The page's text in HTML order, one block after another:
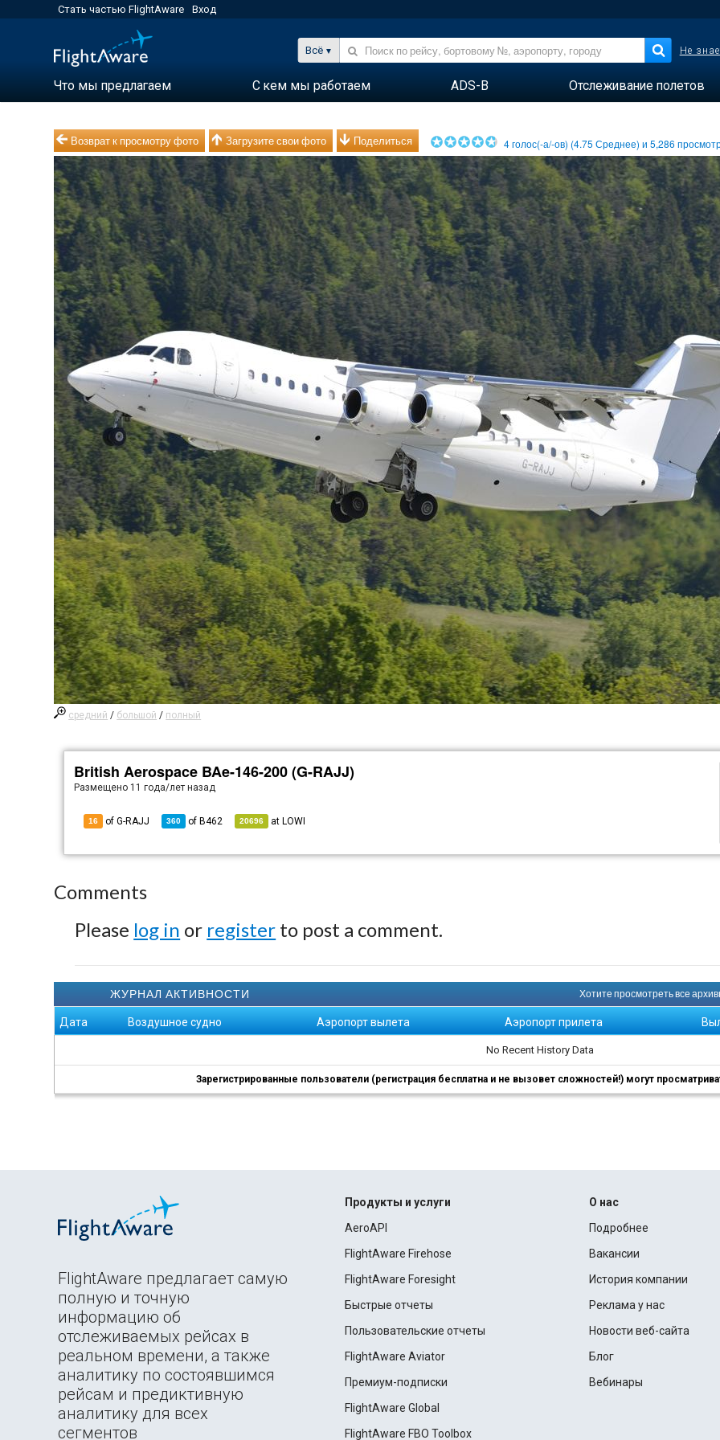
Стать частью FlightAware Вход
Всё Не
Что мы предлагаем С кем мы работаем ADS-B Отслеживание полетов
Возврат к просмотру фото Загрузите свои фото Поделиться 4голос(-а/-ов) (4.75 Среднее) и5,286
средний / большой / полный
British Aerospace BAe-146-200 (G-RAJJ)
Размещено 11 года/лет назад
16 of G-RAJJ 360 of B462 20696 at LOWI
Comments
Please log in or register to post a comment.
ЖУРНАЛ АКТИВНОСТИ Хотите просмотреть все
Дата Воздушное судно Аэропорт вылета Аэропорт прилета
No Recent History Data
Зарегистрированные пользователи (регистрация бесплатна и не вызовет сложностей!) могут
FlightAware предлагает самую
полную и точную
информацию об
отслеживаемых рейсах в
реальном времени, а также
аналитику по состоявшимся
рейсам и предиктивную
аналитику для всех
сегментов
Продукты и услуги
AeroAPI
FlightAware Firehose
FlightAware Foresight
Быстрые отчеты
Пользовательские отчеты
FlightAware Aviator
Премиум-подписки
FlightAware Global
FlightAware FBO Toolbox
О нас
Подробнее
Вакансии
История компании
Реклама у нас
Новости веб-сайта
Блог
Вебинары